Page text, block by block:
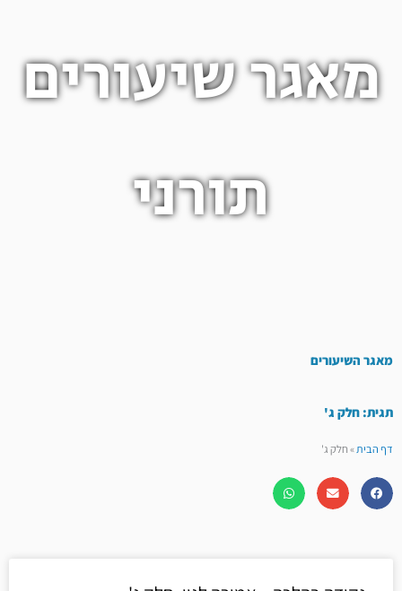
מאגר שיעורים
תורני
מאגר השיעורים
תגית: חלק ג'
דף הבית»חלק ג'